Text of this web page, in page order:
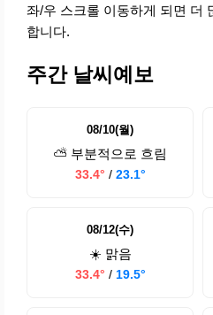
좌/우 스크롤 이동하게 되면 더
합니다.
주간 날씨예보
08/10(월)
⛅ 부분적으로 흐림
33.4° / 23.1°
08/12(수)
☀️ 맑음
33.4° / 19.5°